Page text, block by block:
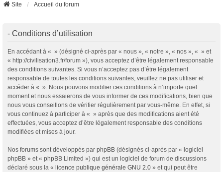
Site Accueil du forum
- Conditions d’utilisation
En accédant à « » (désigné ci-après par « nous », « notre », « nos », « » et
« http://civilisation3.fr/forum »), vous acceptez d’être légalement responsable
des conditions suivantes. Si vous n’acceptez pas d’être légalement
responsable de toutes les conditions suivantes, veuillez ne pas utiliser et
accéder à « ». Nous pouvons modifier ces conditions à n’importe quel
moment et nous essaierons de vous informer de ces modifications, bien que
nous vous conseillons de vérifier régulièrement par vous-même. En effet, si
vous continuez à participer à « » après que des modifications aient été
effectuées, vous acceptez d’être légalement responsable des conditions
modifiées et mises à jour.
Nos forums sont développés par phpBB (désignés ci-après par « logiciel
phpBB » et « phpBB Limited ») qui est un logiciel de forum de discussions
déclaré sous la « licence publique générale GNU 2.0 » et qui peut être